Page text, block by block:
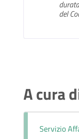
del
A cura
Servizio